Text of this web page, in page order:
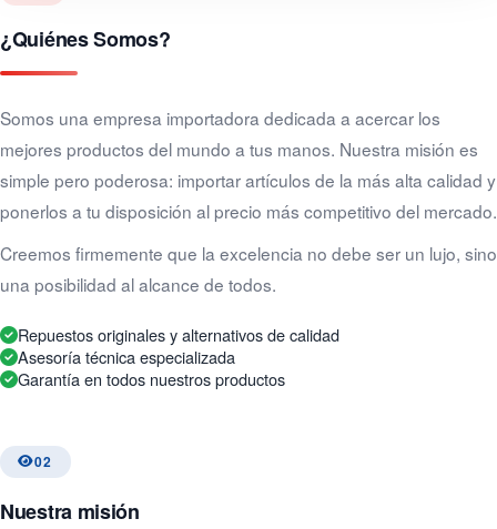
¿Quiénes Somos?
Somos una empresa importadora dedicada a acercar los
mejores productos del mundo a tus manos. Nuestra misión es
simple pero poderosa: importar artículos de la más alta calidad y
ponerlos a tu disposición al precio más competitivo del mercado.
Creemos firmemente que la excelencia no debe ser un lujo, sino
una posibilidad al alcance de todos.
Repuestos originales y alternativos de calidad
Asesoría técnica especializada
Garantía en todos nuestros productos
02
Nuestra misión